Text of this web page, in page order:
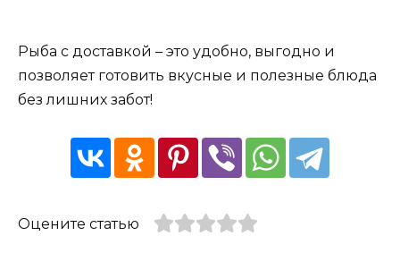
Рыба с доставкой – это удобно, выгодно и
позволяет готовить вкусные и полезные блюда
без лишних забот!
Оцените статью